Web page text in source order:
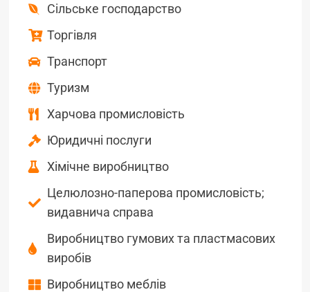
Сільське господарство
Торгівля
Транспорт
Туризм
Харчова промисловість
Юридичні послуги
Хімічне виробництво
Целюлозно-паперова промисловість;
видавнича справа
Виробництво гумових та пластмасових
виробів
Виробництво меблів